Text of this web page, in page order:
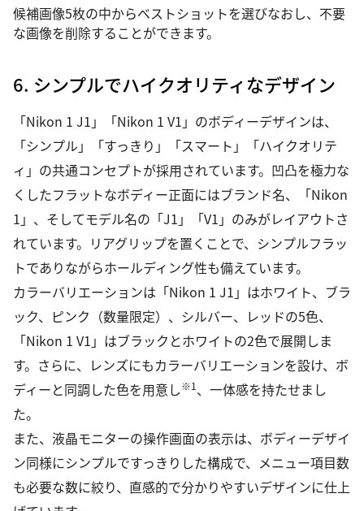
候補画像5枚の中からベストショットを選びなおし、不要
な画像を削除することができます。
6. シンプルでハイクオリティなデザイン
「Nikon 1 J1」「Nikon 1 V1」のボディーデザインは、
「シンプル」「すっきり」「スマート」「ハイクオリテ
ィ」の共通コンセプトが採用されています。凹凸を極力な
くしたフラットなボディー正面にはブランド名、「Nikon
1」、そしてモデル名の「J1」「V1」のみがレイアウトさ
れています。リアグリップを置くことで、シンプルフラッ
トでありながらホールディング性も備えています。
カラーバリエーションは「Nikon 1 J1」はホワイト、ブラ
ック、ピンク（数量限定）、シルバー、レッドの5色、
「Nikon 1 V1」はブラックとホワイトの2色で展開しま
す。さらに、レンズにもカラーバリエーションを設け、ボ
ディーと同調した色を用意し※1、一体感を持たせまし
た。
また、液晶モニターの操作画面の表示は、ボディーデザイ
ン同様にシンプルですっきりした構成で、メニュー項目数
も必要な数に絞り、直感的で分かりやすいデザインに仕上